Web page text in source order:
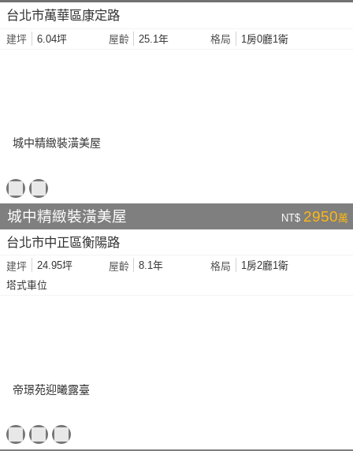
台北市萬華區康定路
建坪 6.04坪 屋齡 25.1年 格局 1房0廳1衛
城中精緻裝潢美屋 NT$ 2950萬
台北市中正區衡陽路
建坪 24.95坪 屋齡 8.1年 格局
1房2廳1衛
塔式車位